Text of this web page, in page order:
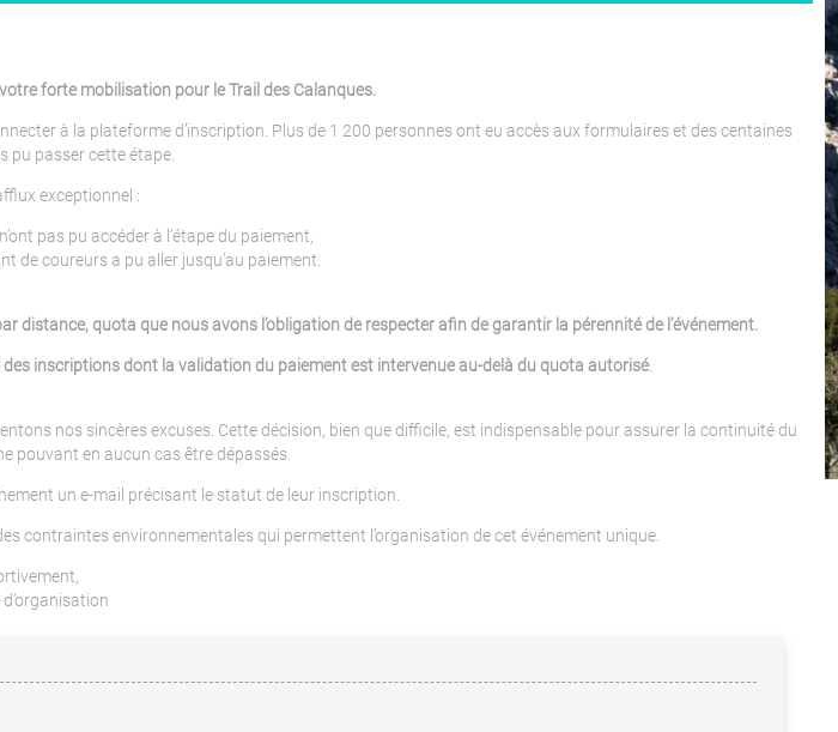
forte mobilisation pour le Trail des Calanques.
à la plateforme d’inscription. Plus de 1 200 personnes ont eu accès aux formulaires et des centaines
pu passer cette étape.
exceptionnel :
pas pu accéder à l’étape du paiement,
de coureurs a pu aller jusqu’au paiement.
quota que nous avons l’obligation de respecter afin de garantir la pérennité de l’événement.
inscriptions dont la validation du paiement est intervenue au-delà du quota autorisé.
nos sincères excuses. Cette décision, bien que difficile, est indispensable pour assurer la continuité du
pouvant en aucun cas être dépassés.
un e-mail précisant le statut de leur inscription.
contraintes environnementales qui permettent l’organisation de cet événement unique.
d’organisation